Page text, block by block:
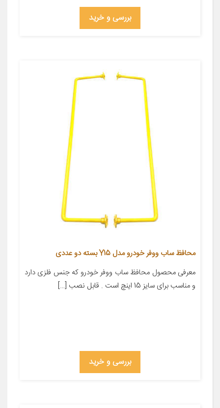
بررسی و خرید
محافظ ساب ووفر خودرو مدل Y15 بسته دو عددی
معرفی محصول محافظ ساب ووفر خودرو که جنس فلزی دارد
و مناسب برای سایز 15 اینچ است . قابل نصب […]
بررسی و خرید